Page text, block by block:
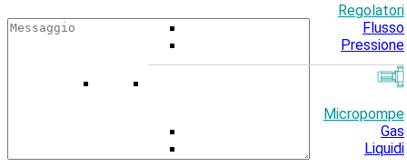
Regolatori
Flusso
Pressione
Micropompe
Gas
Liquidi